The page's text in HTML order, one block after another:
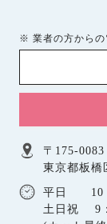
※ 業者の方からの
〒175-0083
東京都板
平日 10：
土日祝 9